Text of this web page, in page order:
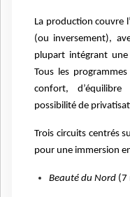
La production couvre
(ou inversement),
plupart intégrant une
Tous les
confort,
possibilité de
Trois circuits centrés
pour une immersion
Beauté du Nord(7